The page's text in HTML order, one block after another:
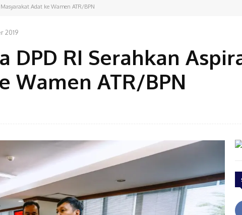
Adat ke Wamen ATR/BPN
2019
DPD RI Serahkan
Wamen ATR/BPN